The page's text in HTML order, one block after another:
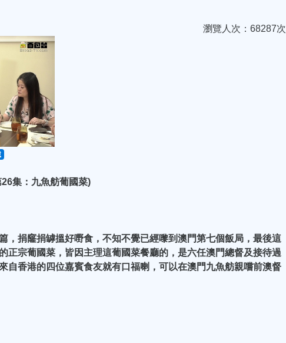
瀏覽人次：68287次
集：九魚舫葡國菜)
，捐窿捐罅搵好嘢食，不知不覺已經嚟到澳門第七個飯局，最後這
正宗葡國菜，皆因主理這葡國菜餐廳的，是六任澳門總督及接待過
自香港的四位嘉賓食友就有口福喇，可以在澳門九魚舫親嚐前澳督